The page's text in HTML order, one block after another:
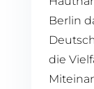
Berlin
die